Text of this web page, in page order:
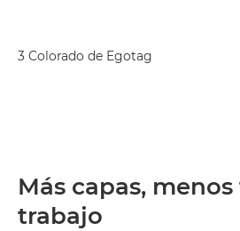
3 Colorado de Egotag
Más capas,
trabajo